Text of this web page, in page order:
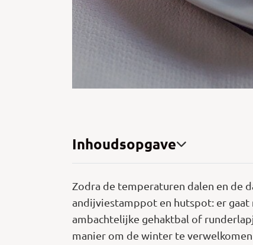
Inhoudsopgave
Zodra de temperaturen dalen en de
andijviestamppot en hutspot: er
ambachtelijke gehaktbal of
manier om de winter te